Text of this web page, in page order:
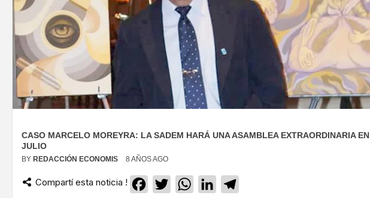
CASO MARCELO MOREYRA: LA SADEM HARÁ UNA ASAMBLEA EXTRAORDINARIA EN
JULIO
BY REDACCIÓN ECONOMIS 8 AÑOS AGO
Compartí esta noticia ! Facebook
TwitterWhatsApp
LinkedIn